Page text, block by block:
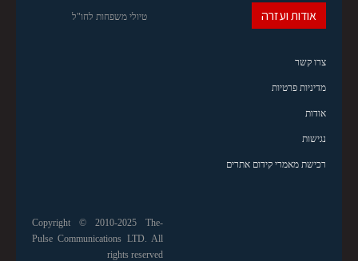
טיולי משפחות לחו"ל אודות ועזרה
צרו קשר
מדיניות פרטיות
אודות
נגישות
רכישת מאמרי קידום אתרים
Copyright © 2010-2025 The-
Pulse Communications LTD. All
rights reserved